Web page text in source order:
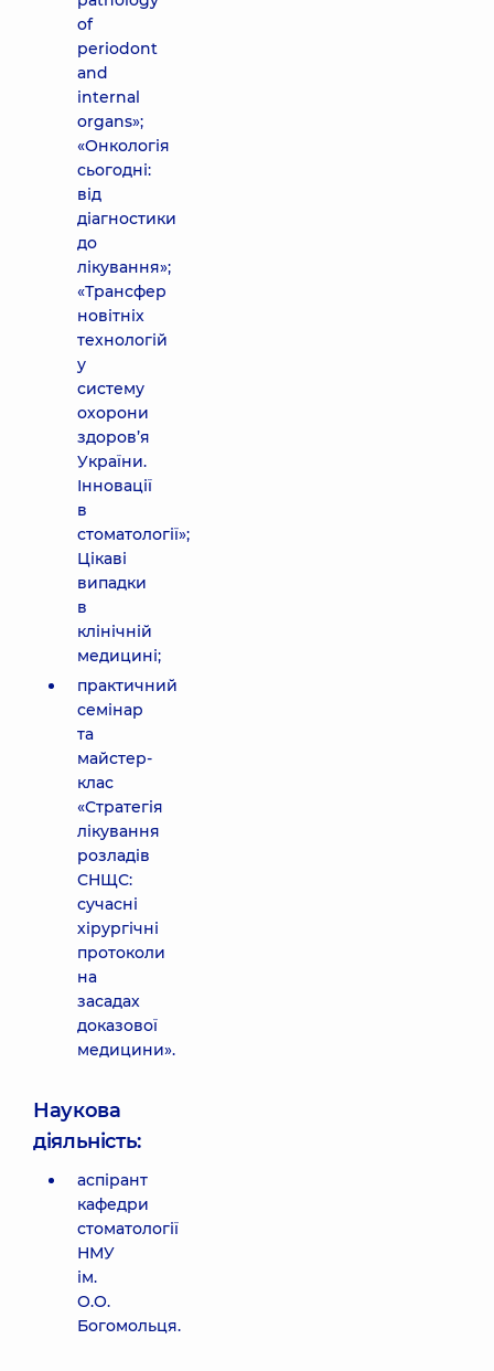
of
periodont
and
internal
organs»;
«Онкологія
сьогодні:
від
діагностики
до
лікування»;
«Трансфер
новітніх
технологій
у
систему
охорони
здоров’я
України.
Інновації
в
стоматології»;
Цікаві
випадки
в
клінічній
медицині;
практичний
семінар
та
майстер-
клас
«Стратегія
лікування
розладів
СНЩС:
сучасні
хірургічні
протоколи
на
засадах
доказової
медицини».
Наукова
діяльність:
аспірант
кафедри
стоматології
НМУ
ім.
О.О.
Богомольця.